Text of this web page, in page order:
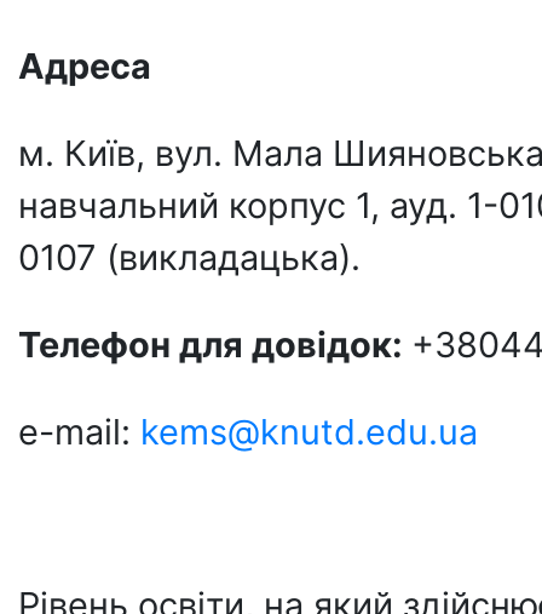
Адреса
м. Київ, вул. Мала
навчальний корпус 1, ауд. 1-
0107 (викладацька).
Телефон для довідок:
e-mail: kems@knutd.edu.ua
Рівень освіти, на який